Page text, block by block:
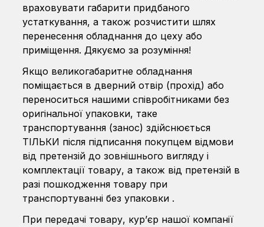
враховувати габарити придбаного
устаткування, а також розчистити шлях
перенесення обладнання до цеху або
приміщення. Дякуємо за розуміння!
Якщо великогабаритне обладнання
поміщається в дверний отвір (прохід) або
переноситься нашими співробітниками без
оригінальної упаковки, таке
транспортування (занос) здійснюється
ТІЛЬКИ після підписання покупцем відмови
від претензій до зовнішнього вигляду і
комплектації товару, а також від претензій в
разі пошкодження товару при
транспортуванні без упаковки .
При передачі товару, кур’єр нашої компанії